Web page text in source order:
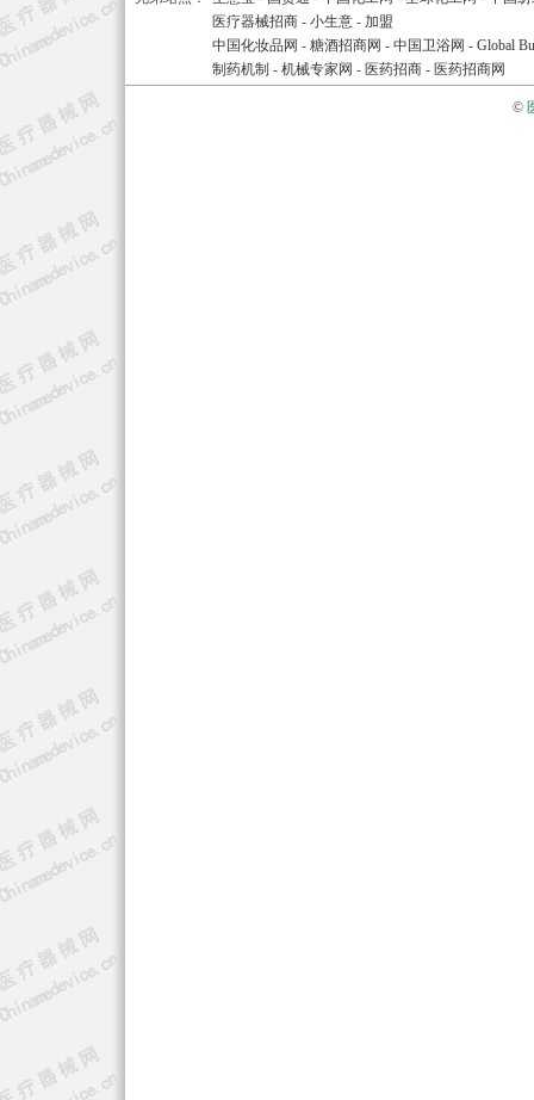
医疗器械招商 - 小生意 - 加盟
中国化妆品网 - 糖酒招商网 - 中国卫浴网 - Global
制药机制 - 机械专家网 - 医药招商 - 医药招商网
©